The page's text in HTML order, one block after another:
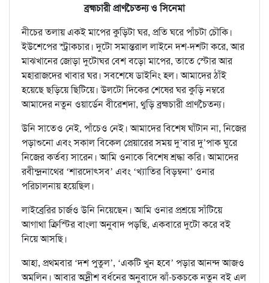
ব্রহ্মচারী প্রাণচৈতন্য ও সিনেমা
নীচের তলায় একই মাপের কুড়িটা ঘর, প্রতি ঘরে পাঁচটা চৌকি।
ইউশেপের স্ট্রাকচার। দুটো সমান্তরাল লাইনে দশ-দশটা করে, আর
মাঝখানের জোড়া দুটোঘর বেশ বড়ো মাপের, তাতে স্টোর আর
মহারাজদের খাবার ঘর। সবশেষে ডাইনিং হল। আমাদের ঠাঁই
হয়েছে ছড়িয়ে ছিটিয়ে। উলটো দিকের শেষের ঘর কুড়ি নম্বরে
আমাদের নতুন ওয়ার্ডেন বীরেশদা, থুড়ি ব্রহ্মচারী প্রাণচৈতন্য।
উনি সাতেও নেই, পাঁচেও নেই। আমাদের বিশেষ ঘাঁটান না, নিজের
পড়াশুনো এবং সকাল বিকেল প্রেয়ারের সময় দু’বার দু’পাক ঘুরে
নিজের কর্তব্য সারেন। আমি ওনাকে বিশেষ শ্রদ্ধা করি। আমাদের
রবীন্দ্রনাথের ‘শারদোৎসব’ এবং ‘খ্যাতির বিড়ম্বনা’ ওনার
পরিচালনায় হয়েছিল।
লাইব্রেরির চার্জও উনি নিয়েছেন। আমি ওনার প্রশ্রয়ে সাঁটিয়ে
আগাথা ক্রিস্টির বাংলা অনুবাদ পড়ছি, একবারে দুটো করে বই
নিয়ে আসছি।
আহা, প্রথমবার ‘দশ পুতুল’, ‘একটি খুন হবে’ পড়ার আনন্দ আজও
অমলিন। আবার অদ্রীশ বর্ধনের অনুবাদে ঝাঁ-চকচকে নতুন বই এল